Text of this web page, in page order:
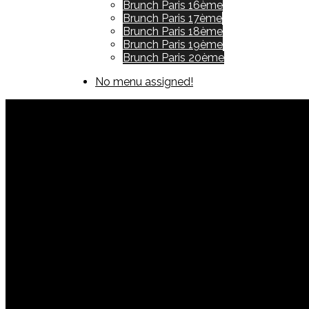
Brunch Paris 16ème
Brunch Paris 17ème
Brunch Paris 18ème
Brunch Paris 19ème
Brunch Paris 20ème
No menu assigned!